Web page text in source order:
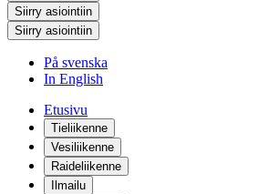
Siirry asiointiin
Siirry asiointiin
På svenska
In English
Etusivu
Tieliikenne
Vesiliikenne
Raideliikenne
Ilmailu